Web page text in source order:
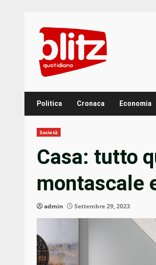
content
Politica Cronaca Economia
Società
Casa: tutto
montascale
admin Settembre 29, 2023